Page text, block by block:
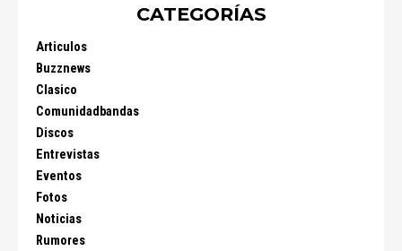
CATEGORÍAS
Articulos
Buzznews
Clasico
Comunidadbandas
Discos
Entrevistas
Eventos
Fotos
Noticias
Rumores